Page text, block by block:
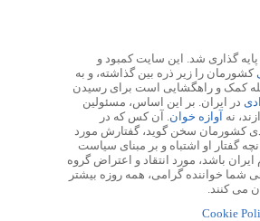
فضول محله در ۱۳ اسفند ۱۳۸۷ پایه گذاری شد. این سایت کمبود و
کشورمان را زیر ذره بین گذاشته، و به
کمک و راهگشایی است برای رسیدن
در ایران. بر این اساس، مسئولین
نه آوازه خوان. آن کس که در
کشورمان سخن گوید، گفتارش مورد
گفتار او اشتباه و بر مبنای سیاست
ایران باشد، مورد انتقاد و اعتراض گروه
شما خواننده گرامی، همه روزه بیشتر
Cookie